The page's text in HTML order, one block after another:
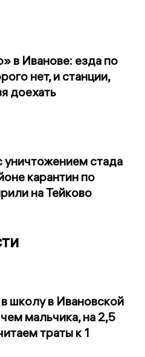
в Иванове: езда по
нет, и станции,
доехать
уничтожением стада
карантин по
на Тейково
школу в Ивановской
мальчика, на 2,5
траты к 1